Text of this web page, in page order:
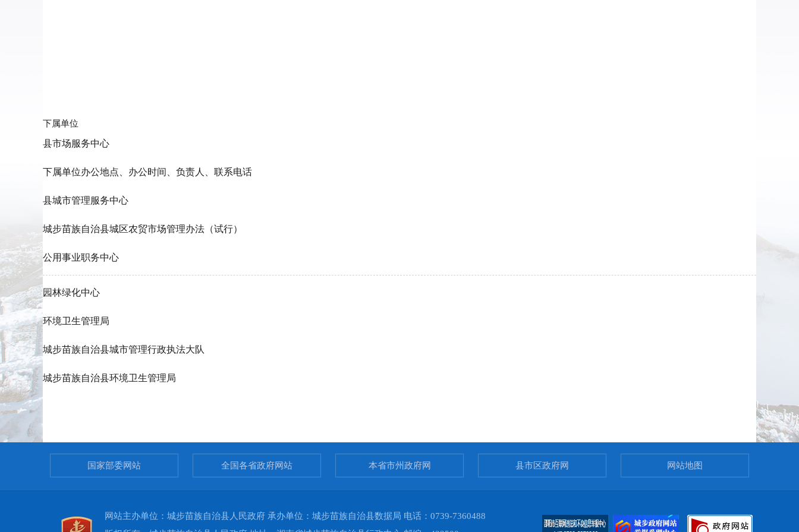
下属单位
县市场服务中心
下属单位办公地点、办公时间、负责人、联系电话
县城市管理服务中心
城步苗族自治县城区农贸市场管理办法（试行）
公用事业职务中心
园林绿化中心
环境卫生管理局
城步苗族自治县城市管理行政执法大队
城步苗族自治县环境卫生管理局
国家部委网站 全国各省政府网站 本省市州政府网 县市区政府网 网站地图
网站主办单位：城步苗族自治县人民政府 承办单位：城步苗族自治县数据局 电话：0739-7360488